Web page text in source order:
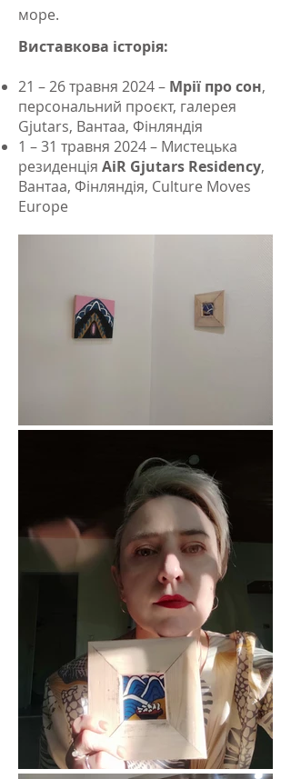
море.
Виставкова історія:
21 – 26 травня 2024 – Мрії про сон,
персональний проєкт, галерея
Gjutars, Вантаа, Фінляндія
1 – 31 травня 2024 – Мистецька
резиденція AiR Gjutars Residency,
Вантаа, Фінляндія, Culture Moves
Europe